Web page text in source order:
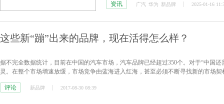
资讯 广汽 华为 新品牌 2025-01-16
这些新“蹦”出来的品牌，现在活得怎么样？
据不完全数据统计，目前在中国的汽车市场，汽车品牌已经超过350个。对于“中国
灵。在整个市场增速放缓，市场竞争由蓝海进入红海，甚至必须不断寻找新的市场
评论 新品牌 2017-08-30 08:39